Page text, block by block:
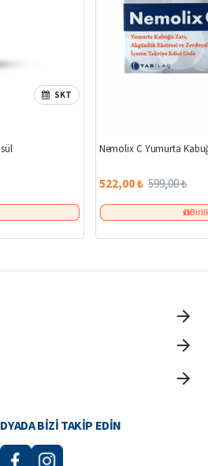
SKT
Nemolix C Yumurta
522,00 ₺ 599,00 ₺
BIZI TAKIP EDIN